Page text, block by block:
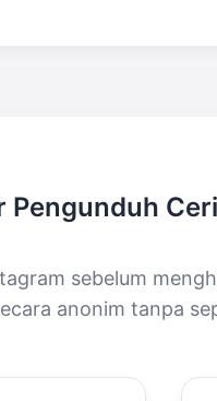
Pengunduh
sebelum
anonim tanpa